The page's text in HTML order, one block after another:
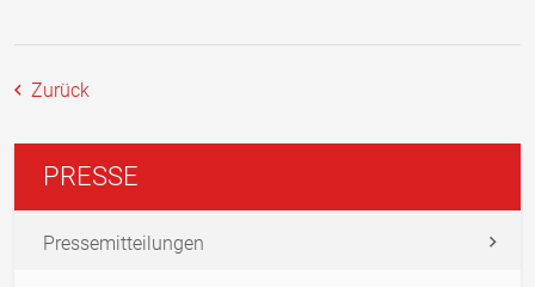
Zurück
PRESSE
Pressemitteilungen